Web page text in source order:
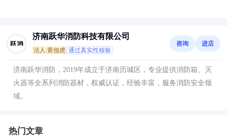
济南跃华消防科技有限公司
法人:黄佃虎 通过真实性核验
咨询 进店
济南跃华消防，2019年成立于济南历城区，专业提供消防箱、灭
火器等全系列消防器材，权威认证，经验丰富，服务消防安全领
域。
热门文章